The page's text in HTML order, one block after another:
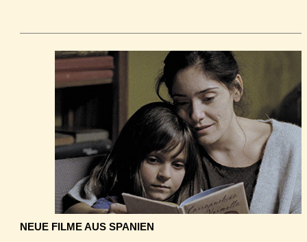
NEUE FILME AUS SPANIEN